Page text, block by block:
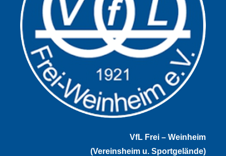
VfL Frei – Weinheim
(Vereinsheim u. Sportgelände)